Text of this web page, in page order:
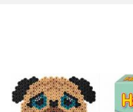
galleria
di
immagini